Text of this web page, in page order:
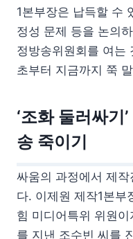
1본부장은 납득할 수
정성 문제 등을 논의
정방송위원회를 여는
초부터 지금까지 쭉
‘조화 둘러싸기
송 죽이기
싸움의 과정에서 제
다. 이제원 제작1본부
힘 미디어특위 위원
를 지낸 조수빈 씨를